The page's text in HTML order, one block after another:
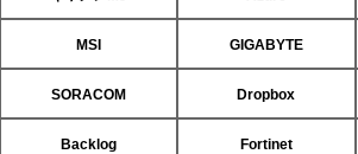
MSI GIGABYTE
SORACOM Dropbox
Backlog Fortinet